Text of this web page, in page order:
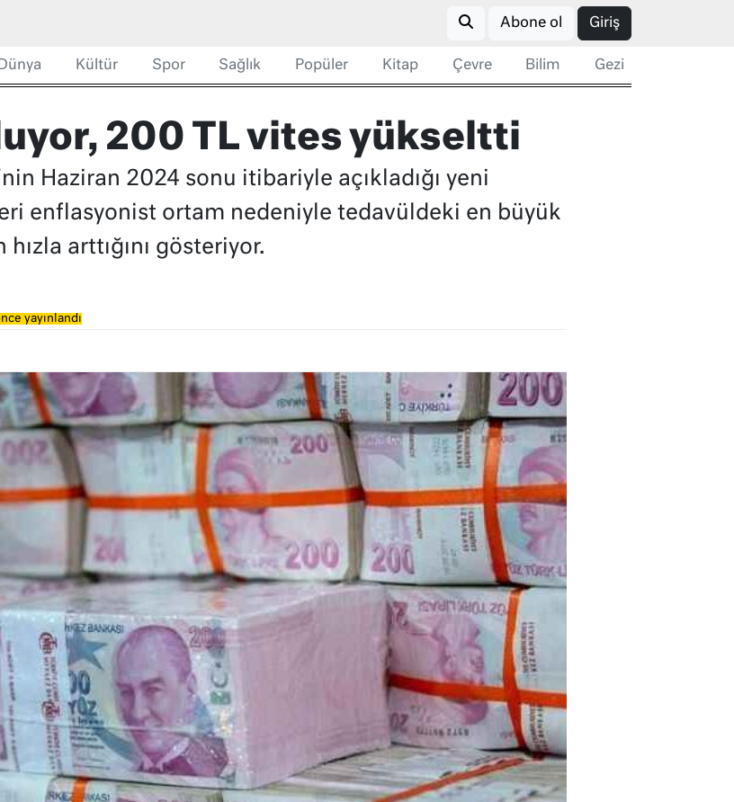
Abone ol Giriş
Dünya Kültür Spor Sağlık Popüler Kitap Çevre Bilim Gezi
200 TL vites yükseltti
Haziran 2024 sonu itibariyle açıkladığı yeni
enflasyonist ortam nedeniyle tedavüldeki en büyük
arttığını gösteriyor.
yayınlandı